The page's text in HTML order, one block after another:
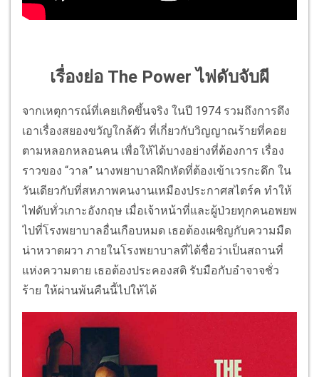
เรื่องย่อ The Power ไฟดับจับผี
จากเหตุการณ์ที่เคยเกิดขึ้นจริง ในปี 1974 รวมถึงการดึง
เอาเรื่องสยองขวัญใกล้ตัว ที่เกี่ยวกับวิญญาณร้ายที่คอย
ตามหลอกหลอนคน เพื่อให้ได้บางอย่างที่ต้องการ เรื่อง
ราวของ “วาล” นางพยาบาลฝึกหัดที่ต้องเข้าเวรกะดึก ใน
วันเดียวกับที่สหภาพคนงานเหมืองประกาศสไตร์ค ทำให้
ไฟดับทั่วเกาะอังกฤษ เมื่อเจ้าหน้าที่และผู้ป่วยทุกคนอพยพ
ไปที่โรงพยาบาลอื่นเกือบหมด เธอต้องเผชิญกับความมืด
น่าหวาดผวา ภายในโรงพยาบาลที่ได้ชื่อว่าเป็นสถานที่
แห่งความตาย เธอต้องประคองสติ รับมือกับอำจาจชั่ว
ร้าย ให้ผ่านพ้นคืนนี้ไปให้ได้